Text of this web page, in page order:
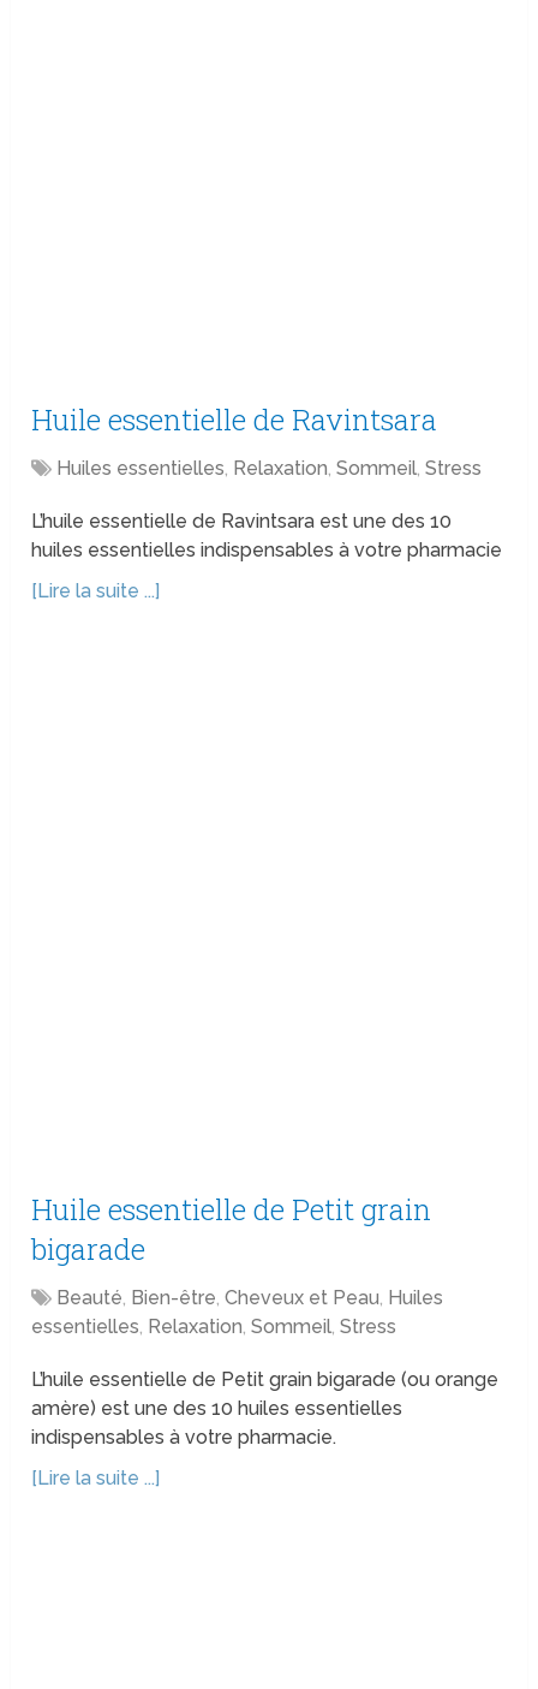
Huile essentielle de Ravintsara
Huiles essentielles, Relaxation,Sommeil,Stress
L’huile essentielle de Ravintsara est une des 10
huiles essentielles indispensables à votre pharmacie
[Lire la suite ...]
Huile essentielle de Petit grain
bigarade
Beauté, Bien-être,Cheveux et Peau, Huiles
essentielles, Relaxation,Sommeil,Stress
L’huile essentielle de Petit grain bigarade (ou orange
amère) est une des 10 huiles essentielles
indispensables à votre pharmacie.
[Lire la suite ...]